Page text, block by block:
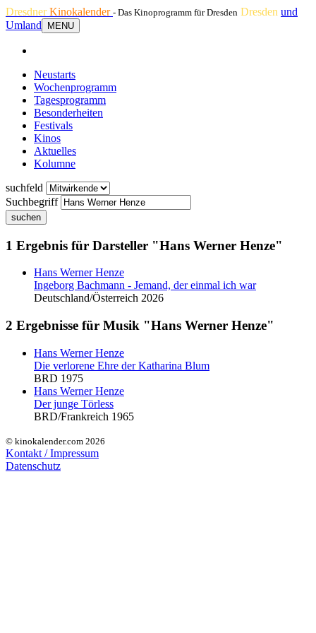
DresdnerKinokalender - Das Kinoprogramm für Dresden Dresden und
Umland
MENU
Neustarts
Wochenprogramm
Tagesprogramm
Besonderheiten
Festivals
Kinos
Aktuelles
Kolumne
suchfeld
Suchbegriff
suchen
1 Ergebnis für Darsteller "Hans Werner Henze"
Hans Werner Henze
Ingeborg Bachmann - Jemand, der einmal ich war
Deutschland/Österreich 2026
2 Ergebnisse für Musik "Hans Werner Henze"
Hans Werner Henze
Die verlorene Ehre der Katharina Blum
BRD 1975
Hans Werner Henze
Der junge Törless
BRD/Frankreich 1965
© kinokalender.com 2026
Kontakt / Impressum
Datenschutz